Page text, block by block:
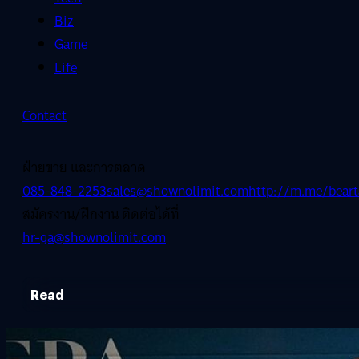
Biz
Game
Life
Contact
ฝ่ายขาย และการตลาด
085-848-2253sales@shownolimit.comhttp://m.me/
สมัครงาน/ฝึกงาน ติดต่อได้ที่
hr-ga@shownolimit.com
Read